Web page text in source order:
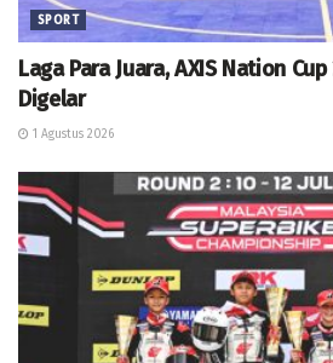
SPORT
Laga Para Juara, AXIS Nation
Digelar
1 Agustus 2026